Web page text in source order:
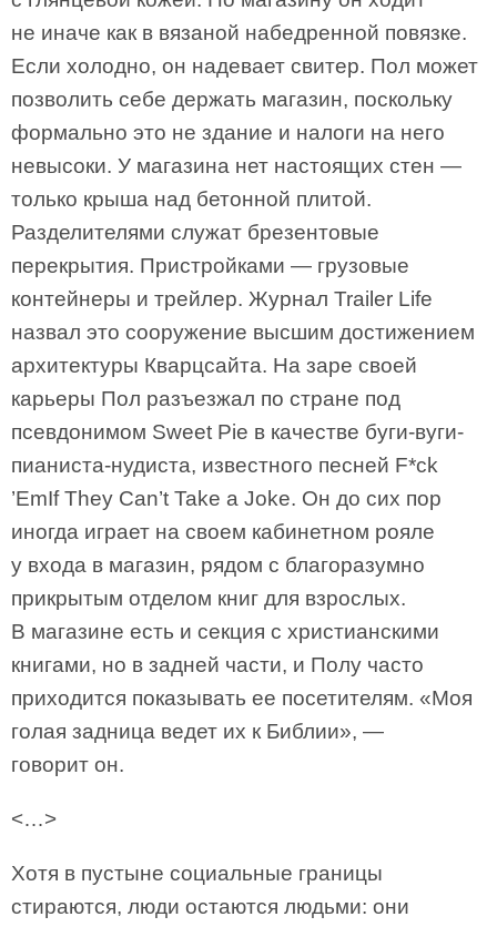
не иначе как в вязаной набедренной повязке.
Если холодно, он надевает свитер. Пол может
позволить себе держать магазин, поскольку
формально это не здание и налоги на него
невысоки. У магазина нет настоящих стен —
только крыша над бетонной плитой.
Разделителями служат брезентовые
перекрытия. Пристройками — грузовые
контейнеры и трейлер. Журнал Trailer Life
назвал это сооружение высшим достижением
архитектуры Кварцсайта. На заре своей
карьеры Пол разъезжал по стране под
псевдонимом Sweet Pie в качестве буги-вуги-
пианиста-нудиста, известного песней F*ck
’EmIf They Can’t Take a Joke. Он до сих пор
иногда играет на своем кабинетном рояле
у входа в магазин, рядом с благоразумно
прикрытым отделом книг для взрослых.
В магазине есть и секция с христианскими
книгами, но в задней части, и Полу часто
приходится показывать ее посетителям. «Моя
голая задница ведет их к Библии», —
говорит он.
<…>
Хотя в пустыне социальные границы
стираются, люди остаются людьми: они